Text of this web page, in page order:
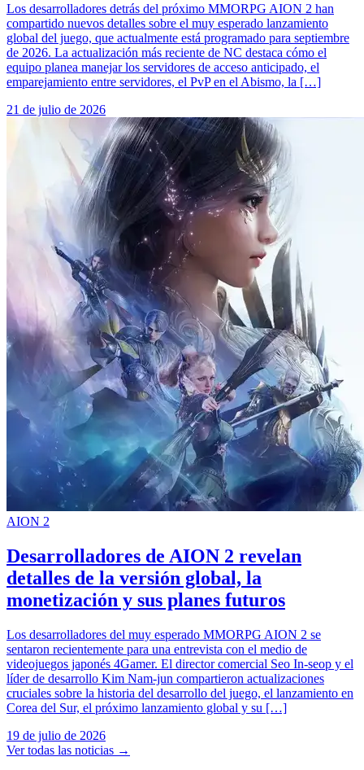
Los desarrolladores detrás del próximo MMORPG AION 2 han
compartido nuevos detalles sobre el muy esperado lanzamiento
global del juego, que actualmente está programado para septiembre
de 2026. La actualización más reciente de NC destaca cómo el
equipo planea manejar los servidores de acceso anticipado, el
emparejamiento entre servidores, el PvP en el Abismo, la […]
21 de julio de 2026
AION 2
Desarrolladores de AION 2 revelan
detalles de la versión global, la
monetización y sus planes futuros
Los desarrolladores del muy esperado MMORPG AION 2 se
sentaron recientemente para una entrevista con el medio de
videojuegos japonés 4Gamer. El director comercial Seo In-seop y el
líder de desarrollo Kim Nam-jun compartieron actualizaciones
cruciales sobre la historia del desarrollo del juego, el lanzamiento en
Corea del Sur, el próximo lanzamiento global y su […]
19 de julio de 2026
Ver todas las noticias →